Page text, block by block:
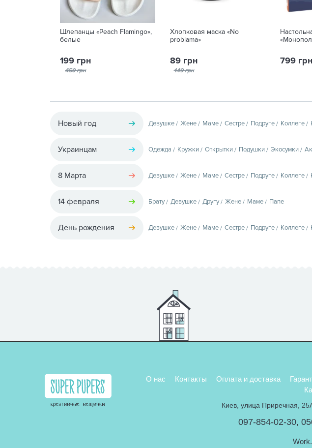
Шлепанцы «Peach Flamingo»,
белые
199 грн
450 грн
Хлопковая маска «No
problama»
89 грн
149 грн
799 грн
Новый год Девушке Жене Маме Сестре Подруге Коллеге
Украинцам Одежда Кружки Открытки Подушки Экосумки
8 Марта Девушке Жене Маме Сестре Подруге Коллеге
14 февраля Брату Девушке Другу Жене Маме Папе
День рождения Девушке Жене Маме Сестре Подруге Коллеге
О нас Контакты Оплата и доставка
Киев, улица Приречная,
097-854-02-30,